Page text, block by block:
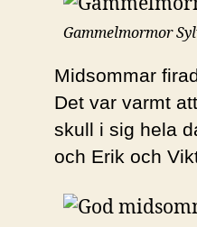
Gammelmormor
Midsommar
Det var varmt
skull i sig hela
och Erik och